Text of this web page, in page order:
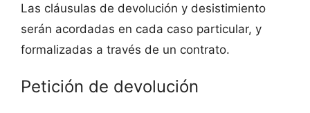
Las cláusulas de devolución y desistimiento
serán acordadas en cada caso particular, y
formalizadas a través de un contrato.
Petición de devolución